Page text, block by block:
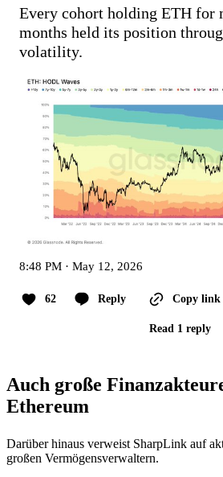
Every cohort holding ETH for
months held its position
volatility.
8:48 PM · May 12, 2026
62 Reply Copy link
Read 1 reply
Auch große
Ethereum
Darüber hinaus verweist SharpLink auf
großen Vermögensverwaltern.